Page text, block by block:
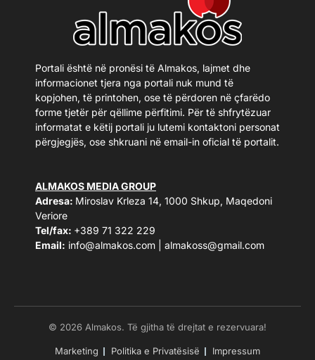
Portali është në pronësi të Almakos, lajmet dhe
informacionet tjera nga portali nuk mund të
kopjohen, të printohen, ose të përdoren në çfarëdo
forme tjetër për qëllime përfitimi. Për të shfrytëzuar
informatat e këtij portali ju lutemi kontaktoni personat
përgjegjës, ose shkruani në email-in oficial të portalit.
ALMAKOS MEDIA GROUP
Adresa: Miroslav Krleza 14, 1000 Shkup, Maqedoni
Veriore
Tel/fax: +389 71 322 229
Email: info@almakos.com almakoss@gmail.com
© 2026 Almakos. Të gjitha të drejtat e rezervuara!
Marketing Politika e Privatësisë Impressum